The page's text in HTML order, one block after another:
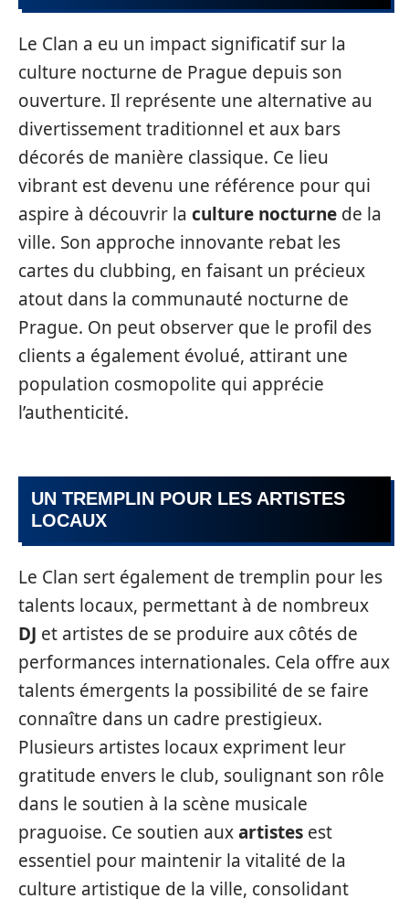
Le Clan a eu un impact significatif sur la
culture nocturne de Prague depuis son
ouverture. Il représente une alternative au
divertissement traditionnel et aux bars
décorés de manière classique. Ce lieu
vibrant est devenu une référence pour qui
aspire à découvrir la culture nocturne de la
ville. Son approche innovante rebat les
cartes du clubbing, en faisant un précieux
atout dans la communauté nocturne de
Prague. On peut observer que le profil des
clients a également évolué, attirant une
population cosmopolite qui apprécie
l’authenticité.
UN TREMPLIN POUR LES ARTISTES
LOCAUX
Le Clan sert également de tremplin pour les
talents locaux, permettant à de nombreux
DJ et artistes de se produire aux côtés de
performances internationales. Cela offre aux
talents émergents la possibilité de se faire
connaître dans un cadre prestigieux.
Plusieurs artistes locaux expriment leur
gratitude envers le club, soulignant son rôle
dans le soutien à la scène musicale
praguoise. Ce soutien auxartistes est
essentiel pour maintenir la vitalité de la
culture artistique de la ville, consolidant